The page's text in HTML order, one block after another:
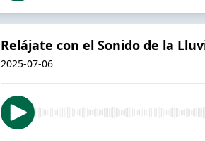
Relájate con el Sonido de la
2025-07-06